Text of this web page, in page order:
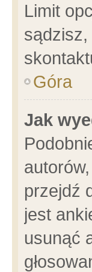
Limit
Góra
Jak
przejdź
jest
usunąć